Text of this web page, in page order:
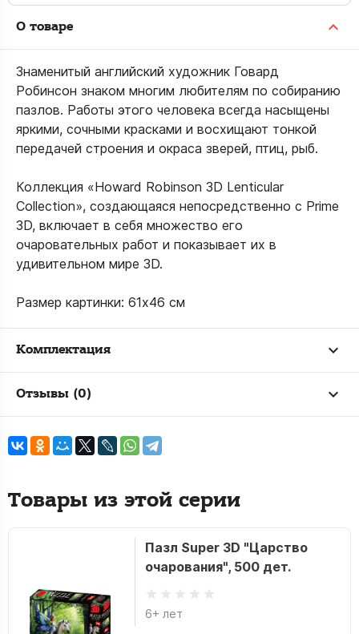
О товаре
Знаменитый английский художник Говард
Робинсон знаком многим любителям по собиранию
пазлов. Работы этого человека всегда насыщены
яркими, сочными красками и восхищают тонкой
передачей строения и окраса зверей, птиц, рыб.
Коллекция «Howard Robinson 3D Lenticular
Collection», создающаяся непосредственно с Prime
3D, включает в себя множество его
очаровательных работ и показывает их в
удивительном мире 3D.
Размер картинки: 61х46 см
Комплектация
Отзывы (0)
Товары из этой серии
Пазл Super 3D "Царство
очарования", 500 дет.
6+ лет